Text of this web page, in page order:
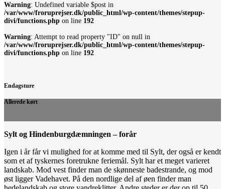
Warning: Undefined variable $post in
/var/www/froruprejser.dk/public_html/wp-content/themes/stepup-
divi/functions.php on line 192
Warning: Attempt to read property "ID" on null in
/var/www/froruprejser.dk/public_html/wp-content/themes/stepup-
divi/functions.php on line 192
Endagsture
Allerede kørt
Sylt og Hindenburgdæmningen – forår
Igen i år får vi mulighed for at komme med til Sylt, der også er kendt
som et af tyskernes foretrukne feriemål. Sylt har et meget varieret
landskab. Mod vest finder man de skønneste badestrande, og mod
øst ligger Vadehavet. På den nordlige del af øen finder man